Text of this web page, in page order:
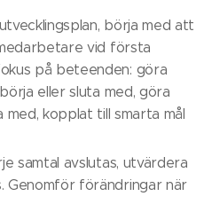
börja med att
vid första
på beteenden: göra
eller sluta med, göra
kopplat till smarta mål
samtal avslutas, utvärdera
Genomför förändringar när